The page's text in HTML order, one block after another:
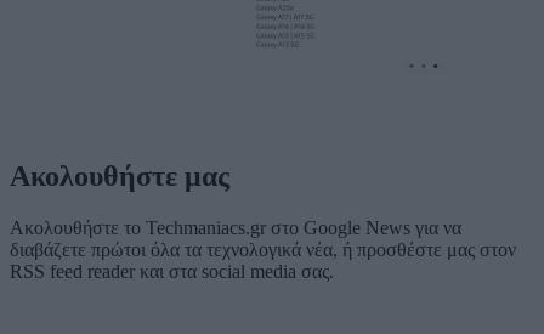
Ακολουθήστε μας
Ακολουθήστε το Techmaniacs.gr στο Google News για να
διαβάζετε πρώτοι όλα τα τεχνολογικά νέα, ή προσθέστε μας στον
RSS feed reader και στα social media σας.